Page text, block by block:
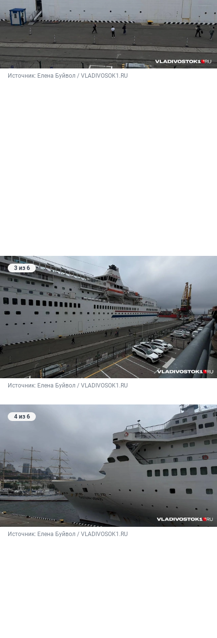
Источник: Елена Буйвол / VLADIVOSOK1.RU
3 из 6
Источник: Елена Буйвол / VLADIVOSOK1.RU
4 из 6
Источник: Елена Буйвол / VLADIVOSOK1.RU